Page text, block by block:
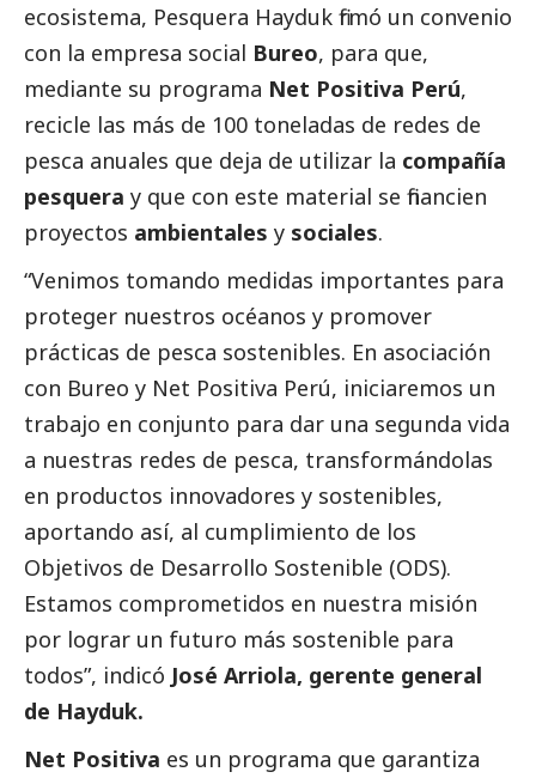
ecosistema, Pesquera Hayduk firmó un convenio
con la empresa social Bureo, para que,
mediante su programa Net Positiva Perú,
recicle las más de 100 toneladas de redes de
pesca anuales que deja de utilizar la compañía
pesquera y que con este material se financien
proyectos ambientales y sociales.
“Venimos tomando medidas importantes para
proteger nuestros océanos y promover
prácticas de pesca sostenibles. En asociación
con Bureo y Net Positiva Perú, iniciaremos un
trabajo en conjunto para dar una segunda vida
a nuestras redes de pesca, transformándolas
en productos innovadores y sostenibles,
aportando así, al cumplimiento de los
Objetivos de Desarrollo Sostenible (ODS).
Estamos comprometidos en nuestra misión
por lograr un futuro más sostenible para
todos”, indicó José Arriola, gerente general
de Hayduk.
Net Positiva es un programa que garantiza